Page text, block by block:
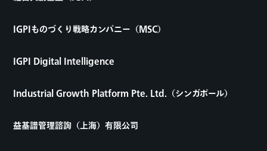
IGPIものづくり戦略カンパニー（MSC）
IGPI Digital Intelligence
Industrial Growth Platform Pte. Ltd.（シンガポール）
益基譜管理諮詢（上海）有限公司